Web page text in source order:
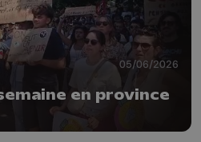
05/06/2026
en province